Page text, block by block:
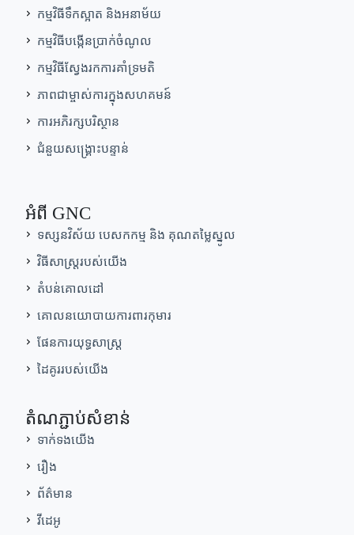
កម្មវិធីទឹកស្អាត និងអនាម័យ
កម្មវិធីបង្កើនប្រាក់ចំណូល
កម្មវិធីស្វែងរកការគាំទ្រមតិ
ភាពជាម្ចាស់ការក្នុងសហគមន៍
ការអភិរក្សបរិស្ថាន
ជំនួយសង្គ្រោះបន្ទាន់
អំពី GNC
ទស្សនវិស័យ បេសកកម្ម និង គុណតម្លៃស្នូល
វិធីសាស្រ្តរបស់យើង
តំបន់គោលដៅ
គោលនយោបាយការពារកុមារ
ផែនការយុទ្ធសាស្ត្រ
ដៃគូររបស់យើង
តំណភ្ជាប់សំខាន់
ទាក់ទងយើង
រឿង
ព័ត៌មាន
វីដេអូ